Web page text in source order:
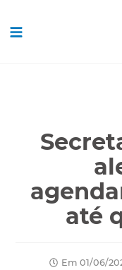
até
Em 01/06/